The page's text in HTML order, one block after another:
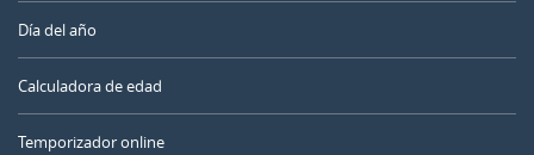
Día del año
Calculadora de edad
Temporizador online